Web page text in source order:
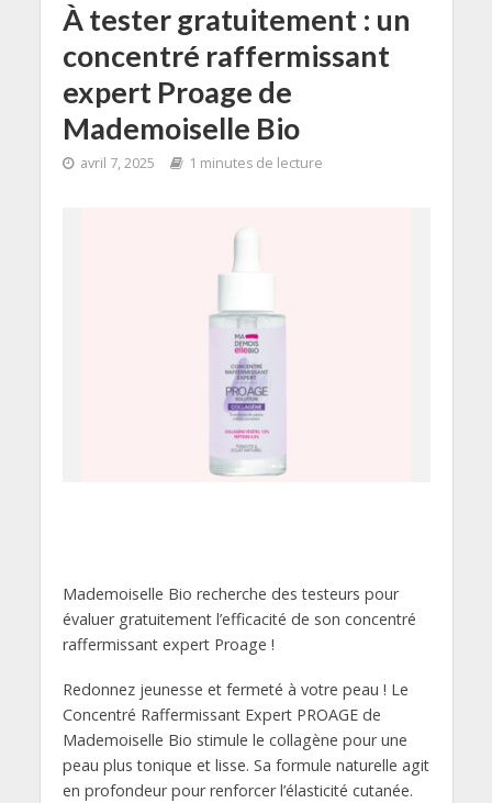
À tester gratuitement : un
concentré raffermissant
expert Proage de
Mademoiselle Bio
avril 7, 2025 1 minutes de lecture
Mademoiselle Bio recherche des testeurs pour
évaluer gratuitement l’efficacité de son concentré
raffermissant expert Proage !
Redonnez jeunesse et fermeté à votre peau ! Le
Concentré Raffermissant Expert PROAGE de
Mademoiselle Bio stimule le collagène pour une
peau plus tonique et lisse. Sa formule naturelle agit
en profondeur pour renforcer l’élasticité cutanée.